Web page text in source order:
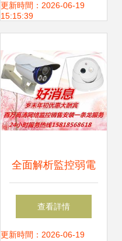
集團看現代警用裝
更新時間：2026-06-19
15:15:39
全面解析監控弱電
工程 從施工、報價
到設備銷售與選購
查看詳情
更新時間：2026-06-19